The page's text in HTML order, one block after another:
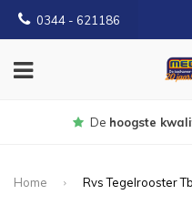
0344 - 621186
Gratis
Home
Rvs Tegelrooster